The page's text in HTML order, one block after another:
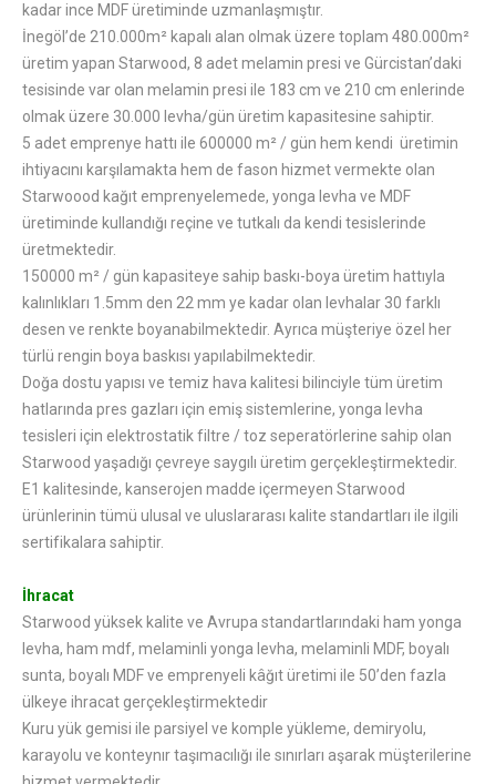
kadar ince MDF üretiminde uzmanlaşmıştır.
İnegöl’de 210.000m² kapalı alan olmak üzere toplam 480.000m²
üretim yapan Starwood, 8 adet melamin presi ve Gürcistan’daki
tesisinde var olan melamin presi ile 183 cm ve 210 cm enlerinde
olmak üzere 30.000 levha/gün üretim kapasitesine sahiptir.
5 adet emprenye hattı ile 600000 m² / gün hem kendi üretimin
ihtiyacını karşılamakta hem de fason hizmet vermekte olan
Starwoood kağıt emprenyelemede, yonga levha ve MDF
üretiminde kullandığı reçine ve tutkalı da kendi tesislerinde
üretmektedir.
150000 m² / gün kapasiteye sahip baskı-boya üretim hattıyla
kalınlıkları 1.5mm den 22 mm ye kadar olan levhalar 30 farklı
desen ve renkte boyanabilmektedir. Ayrıca müşteriye özel her
türlü rengin boya baskısı yapılabilmektedir.
Doğa dostu yapısı ve temiz hava kalitesi bilinciyle tüm üretim
hatlarında pres gazları için emiş sistemlerine, yonga levha
tesisleri için elektrostatik filtre / toz seperatörlerine sahip olan
Starwood yaşadığı çevreye saygılı üretim gerçekleştirmektedir.
E1 kalitesinde, kanserojen madde içermeyen Starwood
ürünlerinin tümü ulusal ve uluslararası kalite standartları ile ilgili
sertifikalara sahiptir.
İhracat
Starwood yüksek kalite ve Avrupa standartlarındaki ham yonga
levha, ham mdf, melaminli yonga levha, melaminli MDF, boyalı
sunta, boyalı MDF ve emprenyeli kâğıt üretimi ile 50’den fazla
ülkeye ihracat gerçekleştirmektedir
Kuru yük gemisi ile parsiyel ve komple yükleme, demiryolu,
karayolu ve konteynır taşımacılığı ile sınırları aşarak müşterilerine